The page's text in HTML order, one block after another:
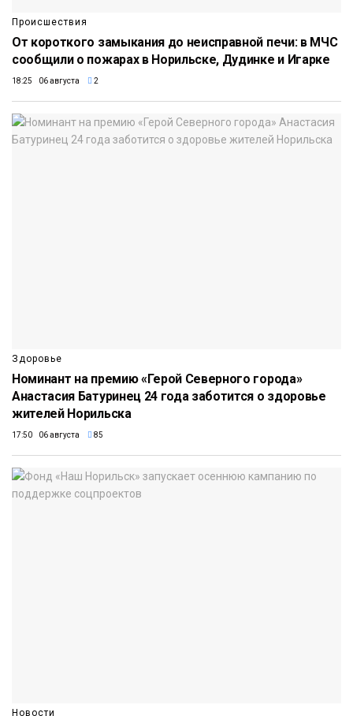
Происшествия
От короткого замыкания до неисправной печи: в МЧС
сообщили о пожарах в Норильске, Дудинке и Игарке
18:25 06 августа 2
Здоровье
Номинант на премию «Герой Северного города»
Анастасия Батуринец 24 года заботится о здоровье
жителей Норильска
17:50 06 августа 85
Новости